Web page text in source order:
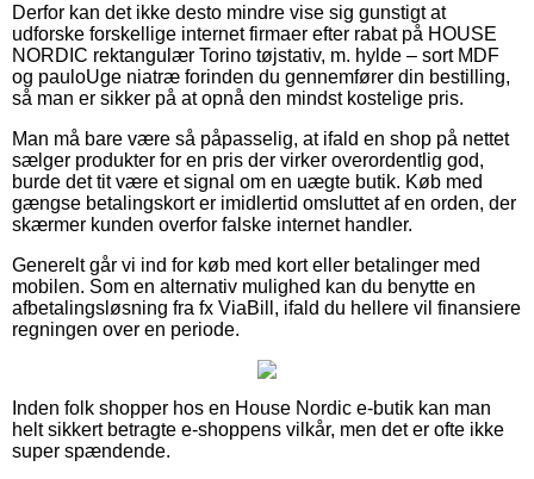
Derfor kan det ikke desto mindre vise sig gunstigt at
udforske forskellige internet firmaer efter rabat på HOUSE
NORDIC rektangulær Torino tøjstativ, m. hylde – sort MDF
og pauloUge niatræ forinden du gennemfører din bestilling,
så man er sikker på at opnå den mindst kostelige pris.
Man må bare være så påpasselig, at ifald en shop på nettet
sælger produkter for en pris der virker overordentlig god,
burde det tit være et signal om en uægte butik. Køb med
gængse betalingskort er imidlertid omsluttet af en orden, der
skærmer kunden overfor falske internet handler.
Generelt går vi ind for køb med kort eller betalinger med
mobilen. Som en alternativ mulighed kan du benytte en
afbetalingsløsning fra fx ViaBill, ifald du hellere vil finansiere
regningen over en periode.
Inden folk shopper hos en House Nordic e-butik kan man
helt sikkert betragte e-shoppens vilkår, men det er ofte ikke
super spændende.